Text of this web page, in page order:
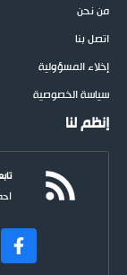
من نحن
اتصل بنا
إخلاء المسؤولية
سياسة الخصوصية
إنظم لنا